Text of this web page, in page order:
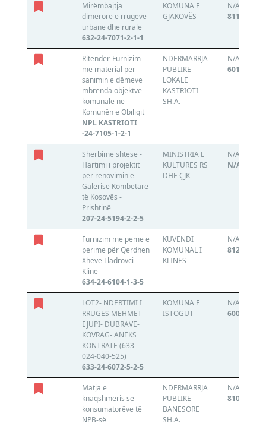
Mirëmbajtja
dimërore e rrugëve
urbane dhe rurale
632-24-7071-2-1-1
KOMUNA E
GJAKOVËS
N/A
811359274
Ritender-Furnizim
me material për
sanimin e dëmeve
mbrenda objektve
komunale në
Komunën e Obiliqit
NPL KASTRIOTI
-24-7105-1-2-1
NDËRMARRJA
PUBLIKE
LOKALE
KASTRIOTI
SH.A.
N/A
601609342
Shërbime shtesë -
Hartimi i projektit
për renovimin e
Galerisë Kombëtare
të Kosovës -
Prishtinë
207-24-5194-2-2-5
MINISTRIA E
KULTURES RS
DHE ÇJK
N/A
N/A
Furnizim me peme e
perime për Qerdhen
Xheve Lladrovci
Kline
634-24-6104-1-3-5
KUVENDI
KOMUNAL I
KLINËS
N/A
812046531
LOT2- NDERTIMI I
RRUGES MEHMET
EJUPI- DUBRAVE-
KOVRAG- ANEKS
KONTRATE (633-
024-040-525)
633-24-6072-5-2-5
KOMUNA E
ISTOGUT
N/A
600143614
Matja e
knaqshmëris së
konsumatorëve të
NPB-së
NDËRMARRJA
PUBLIKE
BANESORE
SH.A.
N/A
810113481